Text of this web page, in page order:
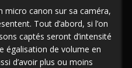
micro canon sur sa caméra,
Tout d’abord, si l’on
captés seront d’intensité
égalisation de volume en
d’avoir plus ou moins